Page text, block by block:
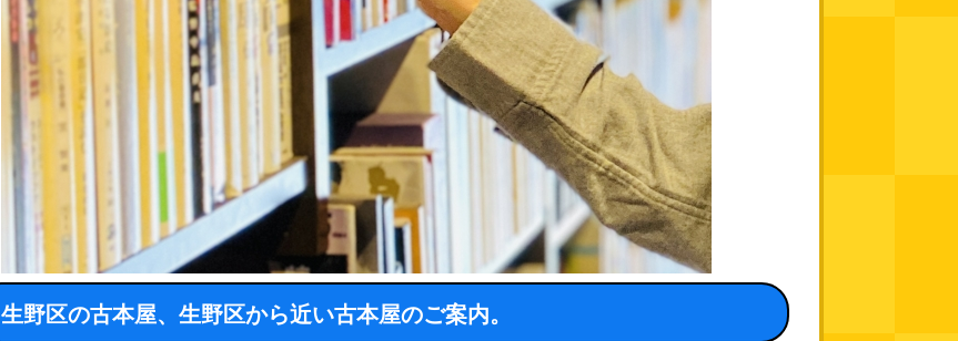
生野区の古本屋、生野区から近い古本屋のご案内。